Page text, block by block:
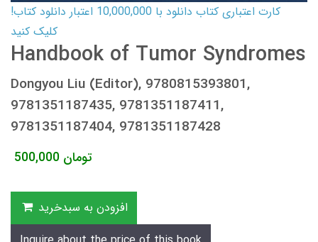
کارت اعتباری کتاب دانلود با 10,000,000 اعتبار دانلود کتاب!
کلیک کنید
Handbook of Tumor Syndromes
Dongyou Liu (Editor), 9780815393801,
9781351187435, 9781351187411,
9781351187404, 9781351187428
500,000 تومان
افزودن به سبدخرید